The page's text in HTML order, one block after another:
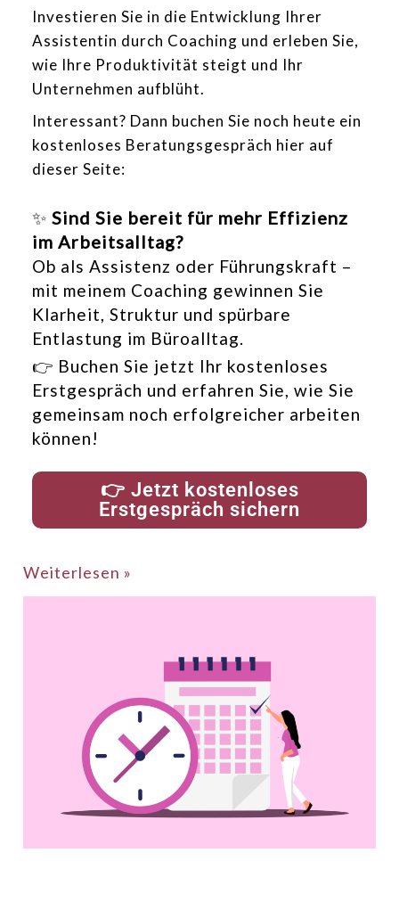
Investieren Sie in die Entwicklung Ihrer
Assistentin durch Coaching und erleben Sie,
wie Ihre Produktivität steigt und Ihr
Unternehmen aufblüht.
Interessant? Dann buchen Sie noch heute ein
kostenloses Beratungsgespräch hier auf
dieser Seite:
✨Sind Sie bereit für mehr Effizienz
im Arbeitsalltag?
Ob als Assistenz oder Führungskraft –
mit meinem Coaching gewinnen Sie
Klarheit, Struktur und spürbare
Entlastung im Büroalltag.
👉 Buchen Sie jetzt Ihr kostenloses
Erstgespräch und erfahren Sie, wie Sie
gemeinsam noch erfolgreicher arbeiten
können!
👉 Jetzt kostenloses
Erstgespräch sichern
Weiterlesen »